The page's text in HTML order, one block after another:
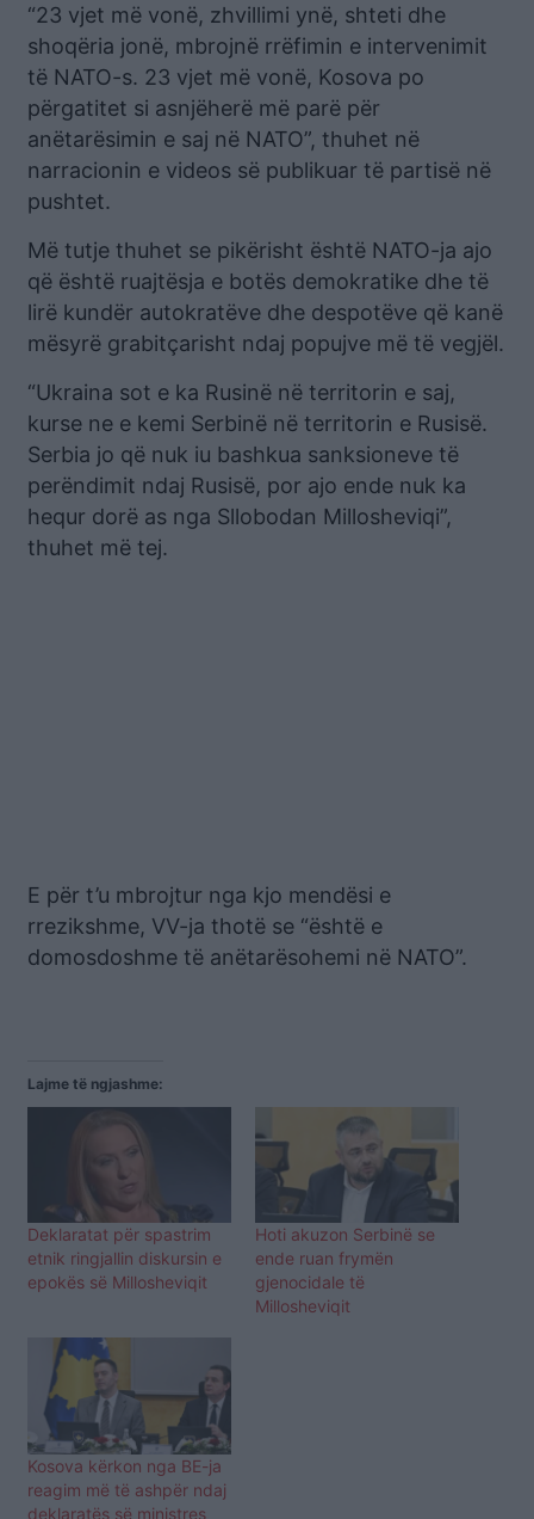
“23 vjet më vonë, zhvillimi ynë, shteti dhe
shoqëria jonë, mbrojnë rrëfimin e intervenimit
të NATO-s. 23 vjet më vonë, Kosova po
përgatitet si asnjëherë më parë për
anëtarësimin e saj në NATO”, thuhet në
narracionin e videos së publikuar të partisë në
pushtet.
Më tutje thuhet se pikërisht është NATO-ja ajo
që është ruajtësja e botës demokratike dhe të
lirë kundër autokratëve dhe despotëve që kanë
mësyrë grabitçarisht ndaj popujve më të vegjël.
“Ukraina sot e ka Rusinë në territorin e saj,
kurse ne e kemi Serbinë në territorin e Rusisë.
Serbia jo që nuk iu bashkua sanksioneve të
perëndimit ndaj Rusisë, por ajo ende nuk ka
hequr dorë as nga Sllobodan Millosheviqi”,
thuhet më tej.
E për t’u mbrojtur nga kjo mendësi e
rrezikshme, VV-ja thotë se “është e
domosdoshme të anëtarësohemi në NATO”.
Lajme të ngjashme:
Deklaratat për spastrim
etnik ringjallin diskursin e
epokës së Millosheviqit
Hoti akuzon Serbinë se
ende ruan frymën
gjenocidale të
Millosheviqit
Kosova kërkon nga BE-ja
reagim më të ashpër ndaj
deklaratës së ministres